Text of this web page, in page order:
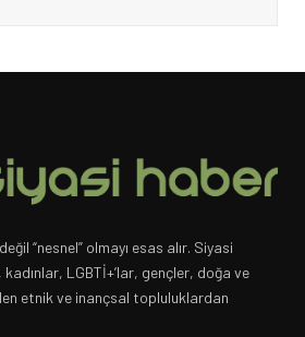
“nesnel” olmayı esas alır. Siyasi
LGBTİ+’lar, gençler, doğa ve
etnik ve inançsal topluluklardan